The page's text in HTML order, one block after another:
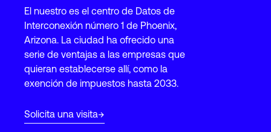
Login
El nuestro es el centro de Datos de
Interconexión número 1 de Phoenix,
Arizona. La ciudad ha ofrecido una
serie de ventajas a las empresas que
quieran establecerse allí, como la
exención de impuestos hasta 2033.
Solicita una visita